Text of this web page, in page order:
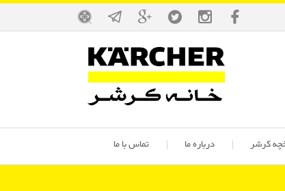
کرشر درباره ما تماس با ما